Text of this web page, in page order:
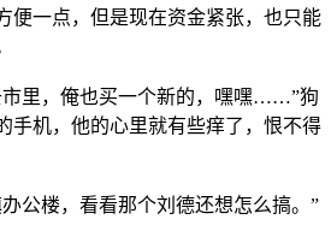
便一点，但是现在资金紧张，也只能
里，俺也买一个新的，嘿嘿……”狗
手机，他的心里就有些痒了，恨不得
公楼，看看那个刘德还想怎么搞。”